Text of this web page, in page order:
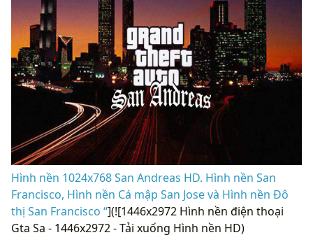
Hình nền 1024x768 San Andreas HD. Hình nền San
Francisco, Hình nền Cá mập San Jose và Hình nền Đô
thị San Francisco “](![1446x2972 Hình nền điện thoại
Gta Sa - 1446x2972 - Tải xuống Hình nền HD)